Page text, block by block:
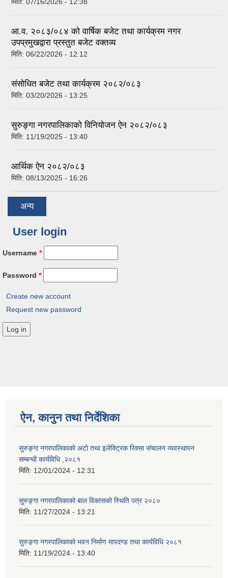
आ.व. २०८३/०८४ को वार्षिक बजेट तथा कार्यक्रम नगर
उपप्रमुखद्वारा प्रस्तुत बजेट वक्तव्य
मिति: 06/22/2026 - 12:12
संसोधित बजेट तथा कार्यक्रम २०८२/०८३
मिति: 03/20/2026 - 13:25
सुरुङ्गा नगरपालिकाको विनियोजन ऐन २०८२/०८३
मिति: 11/19/2025 - 13:40
आर्थिक ऐन २०८२/०८३
मिति: 08/13/2025 - 16:26
अन्य
User login
Username *
Password *
Create new account
Request new password
ऐन, कानुन तथा निर्देशिका
सुरुङ्गा नगरपालिकाको अटो तथा इलेक्ट्रिक रिक्सा संचालन व्यवस्थापन
सम्बन्धी कार्यविधि ,२०८१
मिति: 12/01/2024 - 12:31
सुरुङ्गा नगरपालिकाको बाल विकासको स्थिति पत्र २०८०
मिति: 11/27/2024 - 13:21
सुरुङ्गा नगरपालिकाको भवन निर्माण मापदण्ड तथा कार्यविधि २०८१
मिति: 11/19/2024 - 13:40